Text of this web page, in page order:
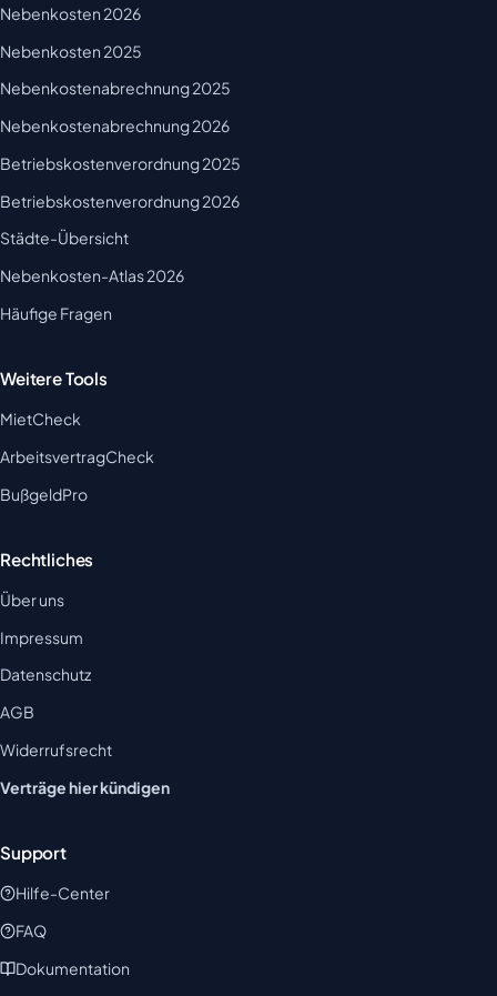
Nebenkosten 2026
Nebenkosten 2025
Nebenkostenabrechnung 2025
Nebenkostenabrechnung 2026
Betriebskostenverordnung 2025
Betriebskostenverordnung 2026
Städte-Übersicht
Nebenkosten-Atlas 2026
Häufige Fragen
Weitere Tools
MietCheck
ArbeitsvertragCheck
BußgeldPro
Rechtliches
Über uns
Impressum
Datenschutz
AGB
Widerrufsrecht
Verträge hier kündigen
Support
Hilfe-Center
FAQ
Dokumentation